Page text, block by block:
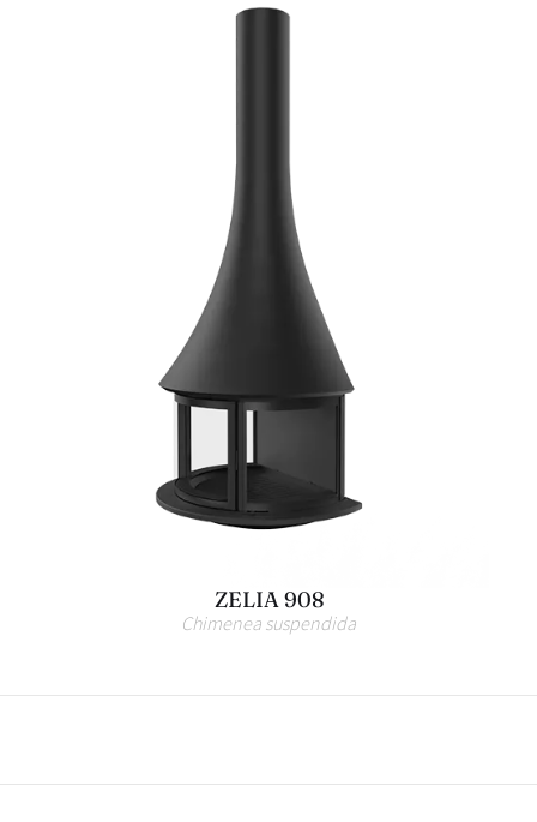
ZELIA 908
Chimenea suspendida